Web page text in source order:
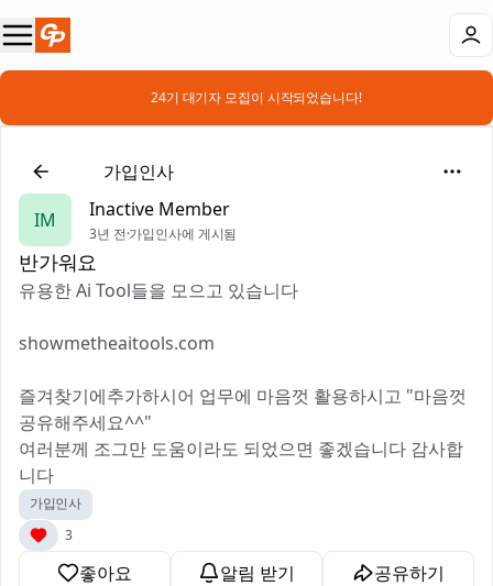
📣 24기 대기자 모집이 시작되었습니다!
👋가입인사
IM
Inactive Member
3년 전·가입인사에 게시됨
반가워요
유용한 Ai Tool들을 모으고 있습니다
showmetheaitools.com
즐겨찾기에추가하시어 업무에 마음껏 활용하시고 "마음껏
공유해주세요^^"
여러분께 조그만 도움이라도 되었으면 좋겠습니다 감사합
니다
가입인사
3
좋아요 알림 받기 공유하기